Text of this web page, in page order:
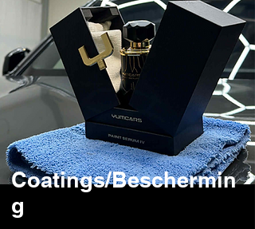
Coatings/Beschermin
g